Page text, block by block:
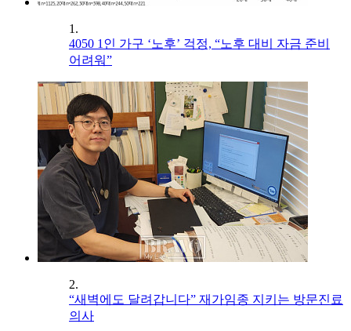
1.
4050 1인 가구 ‘노후’ 걱정, “노후 대비 자금 준비
어려워”
2.
“새벽에도 달려갑니다” 재가임종 지키는 방문진료
의사